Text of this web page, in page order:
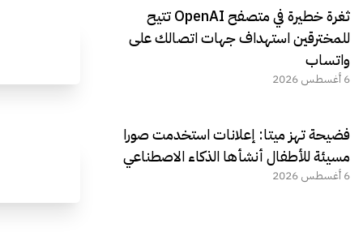
ثغرة خطيرة في متصفح OpenAI تتيح
للمخترقين استهداف جهات اتصالك على
واتساب
6 أغسطس 2026
فضيحة تهز ميتا: إعلانات استخدمت صورا
مسيئة للأطفال أنشأها الذكاء الاصطناعي
6 أغسطس 2026